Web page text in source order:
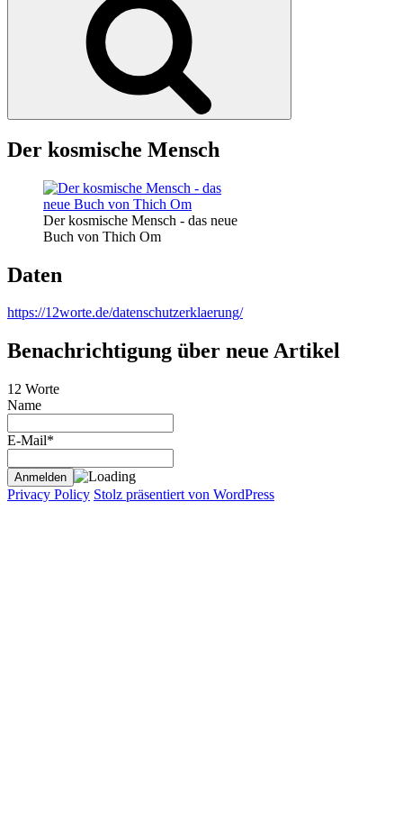
Der kosmische Mensch
Der kosmische Mensch - das neue
Buch von Thich Om
Daten
https://12worte.de/datenschutzerklaerung/
Benachrichtigung über neue Artikel
12 Worte
Name
E-Mail*
Privacy Policy Stolz präsentiert von WordPress